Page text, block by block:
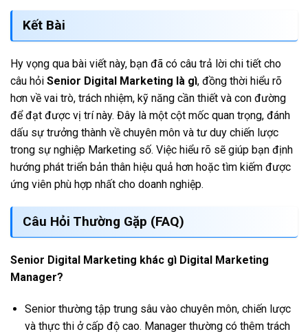
Kết Bài
Hy vọng qua bài viết này, bạn đã có câu trả lời chi tiết cho
câu hỏi Senior Digital Marketing là gì, đồng thời hiểu rõ
hơn về vai trò, trách nhiệm, kỹ năng cần thiết và con đường
để đạt được vị trí này. Đây là một cột mốc quan trọng, đánh
dấu sự trưởng thành về chuyên môn và tư duy chiến lược
trong sự nghiệp Marketing số. Việc hiểu rõ sẽ giúp bạn định
hướng phát triển bản thân hiệu quả hơn hoặc tìm kiếm được
ứng viên phù hợp nhất cho doanh nghiệp.
Câu Hỏi Thường Gặp (FAQ)
Senior Digital Marketing khác gì Digital Marketing
Manager?
Senior thường tập trung sâu vào chuyên môn, chiến lược
và thực thi ở cấp độ cao. Manager thường có thêm trách